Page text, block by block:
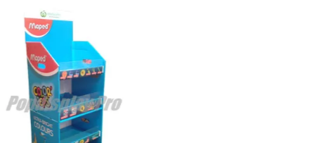
SITEMAP
PRIVACY
POLICY